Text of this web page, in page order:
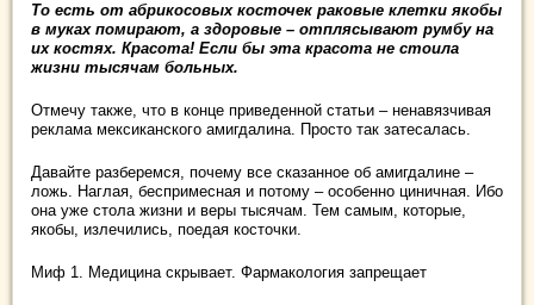
То есть от абрикосовых косточек раковые клетки якобы
в муках помирают, а здоровые – отплясывают румбу на
их костях. Красота! Если бы эта красота не стоила
жизни тысячам больных.
Отмечу также, что в конце приведенной статьи – ненавязчивая
реклама мексиканского амигдалина. Просто так затесалась.
Давайте разберемся, почему все сказанное об амигдалине –
ложь. Наглая, беспримесная и потому – особенно циничная. Ибо
она уже стола жизни и веры тысячам. Тем самым, которые,
якобы, излечились, поедая косточки.
Миф 1. Медицина скрывает. Фармакология запрещает